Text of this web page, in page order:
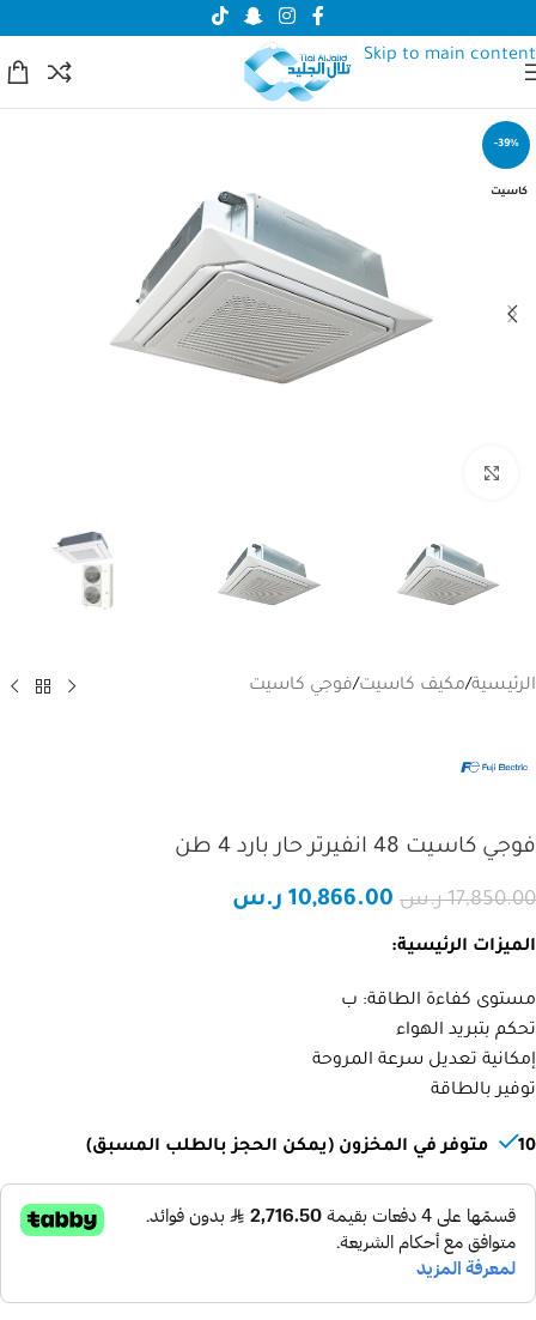
Skip to main content
-39%
كاسيت
الرئيسية/مكيف كاسيت/فوجي كاسيت
فوجي كاسيت 48 انفيرتر حار بارد 4 طن
17,850.00 ر.س 10,866.00 ر.س
الميزات الرئيسية:
مستوى كفاءة الطاقة: ب
تحكم بتبريد الهواء
إمكانية تعديل سرعة المروحة
توفير بالطاقة
10 متوفر في المخزون (يمكن الحجز بالطلب المسبق)
مساعد تلال الجليد
كيف يمكنني مساعدتك؟